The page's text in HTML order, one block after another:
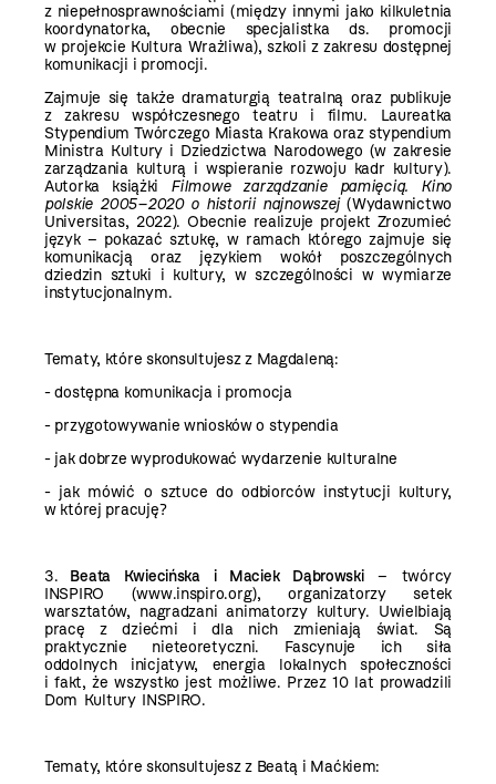
z niepełnosprawnościami (między innymi jako kilkuletnia
koordynatorka, obecnie specjalistka ds. promocji
w projekcie Kultura Wrażliwa), szkoli z zakresu dostępnej
komunikacji i promocji.
Zajmuje się także dramaturgią teatralną oraz publikuje
z zakresu współczesnego teatru i filmu. Laureatka
Stypendium Twórczego Miasta Krakowa oraz stypendium
Ministra Kultury i Dziedzictwa Narodowego (w zakresie
zarządzania kulturą i wspieranie rozwoju kadr kultury).
Autorka książki Filmowe zarządzanie pamięcią. Kino
polskie 2005–2020 o historii najnowszej(Wydawnictwo
Universitas, 2022). Obecnie realizuje projekt Zrozumieć
język – pokazać sztukę, w ramach którego zajmuje się
komunikacją oraz językiem wokół poszczególnych
dziedzin sztuki i kultury, w szczególności w wymiarze
instytucjonalnym.
Tematy, które skonsultujesz z Magdaleną:
- dostępna komunikacja i promocja
- przygotowywanie wniosków o stypendia
- jak dobrze wyprodukować wydarzenie kulturalne
- jak mówić o sztuce do odbiorców instytucji kultury,
w której pracuję?
3. Beata Kwiecińska i Maciek Dąbrowski– twórcy
INSPIRO (www.inspiro.org), organizatorzy setek
warsztatów, nagradzani animatorzy kultury. Uwielbiają
pracę z dziećmi i dla nich zmieniają świat. Są
praktycznie nieteoretyczni. Fascynuje ich siła
oddolnych inicjatyw, energia lokalnych społeczności
i fakt, że wszystko jest możliwe. Przez 10 lat prowadzili
Dom Kultury INSPIRO.
Tematy, które skonsultujesz z Beatą i Maćkiem: